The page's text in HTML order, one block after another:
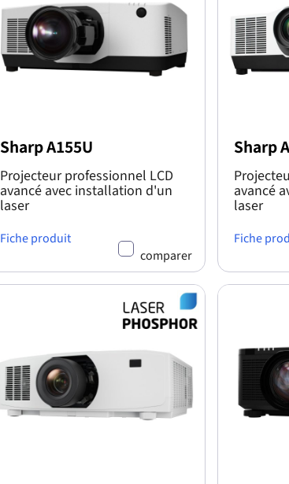
Sharp A155U
Projecteur professionnel LCD
avancé avec installation d'un
laser
Fiche produit
comparer
Sharp
avancé
laser
Fiche